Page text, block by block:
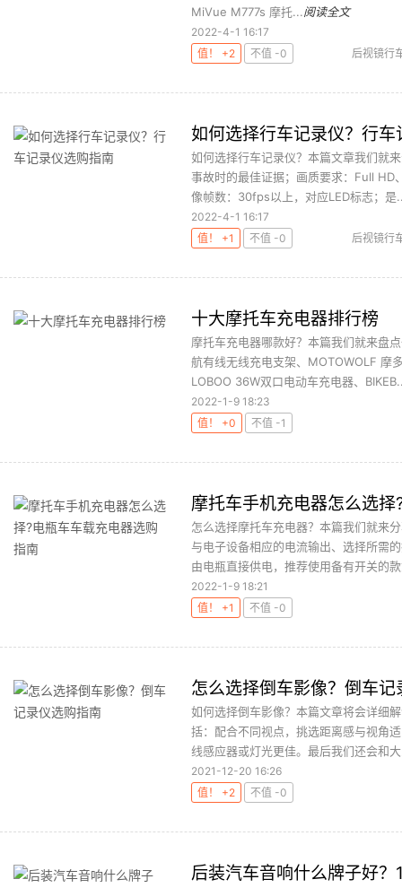
MiVue M777s 摩托...阅读全文
2022-4-1 16:17
值！ +2
不值 -0
后视镜行
如何选择行车记录仪？行车
如何选择行车记录仪？本篇文章我们就
事故时的最佳证据；画质要求：Full HD
像帧数：30fps以上，对应LED标志；是
2022-4-1 16:17
值！ +1
不值 -0
后视镜行
十大摩托车充电器排行榜
摩托车充电器哪款好？本篇我们就来盘
航有线无线充电支架、MOTOWOLF 摩
LOBOO 36W双口电动车充电器、
2022-1-9 18:23
值！ +0
不值 -1
摩托车手机充电器怎么选
怎么选择摩托车充电器？本篇我们就来
与电子设备相应的电流输出、选择所需
由电瓶直接供电，推荐使用备有开关的
2022-1-9 18:21
值！ +1
不值 -0
怎么选择倒车影像？倒车记
如何选择倒车影像？本篇文章将会详细
括：配合不同视点，挑选距离感与视角
线感应器或灯光更佳。最后我们还会和
2021-12-20 16:26
值！ +2
不值 -0
后装汽车音响什么牌子好